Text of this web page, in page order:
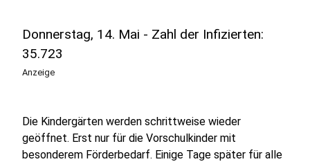
Donnerstag, 14. Mai - Zahl der Infizierten:
35.723
Anzeige
Die Kindergärten werden schrittweise wieder
geöffnet. Erst nur für die Vorschulkinder mit
besonderem Förderbedarf. Einige Tage später für alle